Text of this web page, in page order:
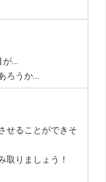
が…
ろうか…
せることができそ
取りましょう！